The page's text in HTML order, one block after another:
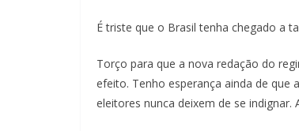
É triste que o Brasil tenha chegado a
Torço para que a nova redação do
efeito. Tenho esperança ainda de que
eleitores nunca deixem de se